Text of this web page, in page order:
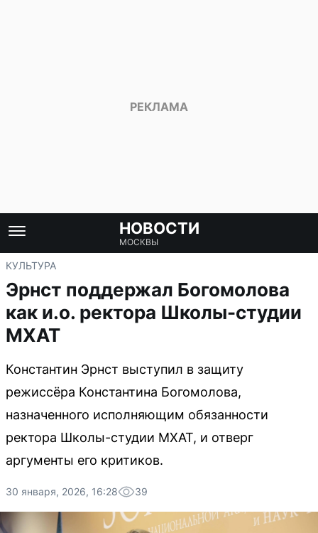
НОВОСТИ
МОСКВЫ
КУЛЬТУРА
Эрнст поддержал Богомолова
как и.о. ректора Школы-студии
МХАТ
Константин Эрнст выступил в защиту
режиссёра Константина Богомолова,
назначенного исполняющим обязанности
ректора Школы-студии МХАТ, и отверг
аргументы его критиков.
30 января, 2026, 16:28 39